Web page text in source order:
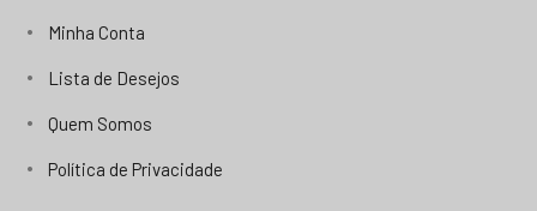
Minha Conta
Lista de Desejos
Quem Somos
Política de Privacidade